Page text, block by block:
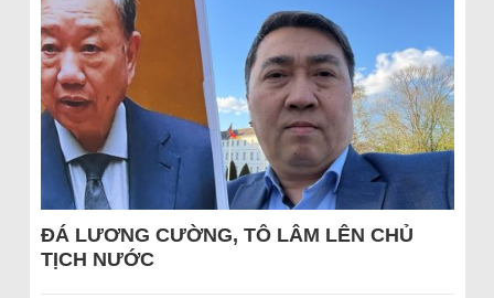
ĐÁ LƯƠNG CƯỜNG, TÔ LÂM LÊN CHỦ
TỊCH NƯỚC